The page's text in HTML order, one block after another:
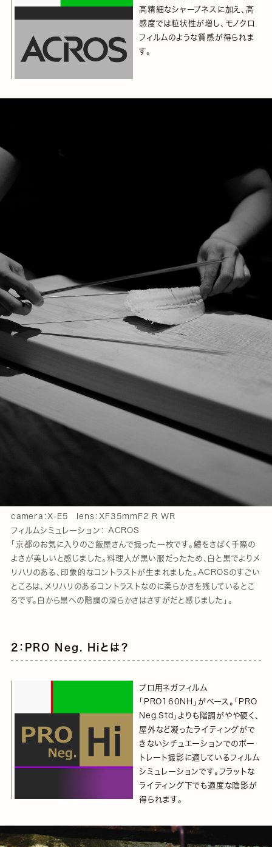
高精細なシャープネスに加え、高
感度では粒状性が増し、モノクロ
フィルムのような質感が得られま
す。
camera：X-E5 lens：XF35mmF2 R WR
フィルムシミュレーション： ACROS
「京都のお気に入りのご飯屋さんで撮った一枚です。鱧をさばく手際の
よさが美しいと感じました。料理人が黒い服だったため、白と黒でよりメ
リハリのある、印象的なコントラストが生まれました。ACROSのすごい
ところは、メリハリのあるコントラストなのに柔らかさを残しているとこ
ろです。白から黒への階調の滑らかさはさすがだと感じました」。
2：PRO Neg. Hiとは？
プロ用ネガフィルム
「PRO160NH」がベース。「PRO
Neg.Std」よりも階調がやや硬く、
屋外など凝ったライティングがで
きないシチュエーションでのポー
トレート撮影に適しているフィルム
シミュレーションです。フラットな
ライティング下でも適度な陰影が
得られます。